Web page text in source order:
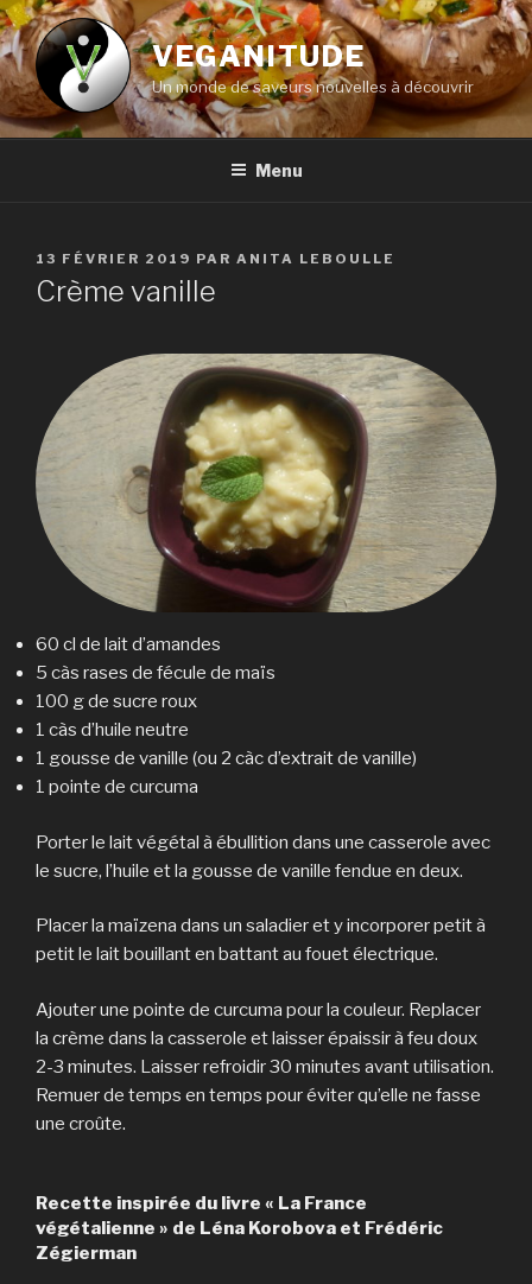
Aller
au
contenu
principal
VEGANITUDE
Un monde de saveurs nouvelles à découvrir
Menu
PUBLIÉ
LE
13 FÉVRIER 2019 PAR ANITA LEBOULLE
Crème vanille
60 cl de lait d’amandes
5 càs rases de fécule de maïs
100 g de sucre roux
1 càs d’huile neutre
1 gousse de vanille (ou 2 càc d’extrait de vanille)
1 pointe de curcuma
Porter le lait végétal à ébullition dans une casserole avec
le sucre, l’huile et la gousse de vanille fendue en deux.
Placer la maïzena dans un saladier et y incorporer petit à
petit le lait bouillant en battant au fouet électrique.
Ajouter une pointe de curcuma pour la couleur. Replacer
la crème dans la casserole et laisser épaissir à feu doux
2-3 minutes. Laisser refroidir 30 minutes avant utilisation.
Remuer de temps en temps pour éviter qu’elle ne fasse
une croûte.
Recette inspirée du livre « La France
végétalienne » de Léna Korobova et Frédéric
Zégierman